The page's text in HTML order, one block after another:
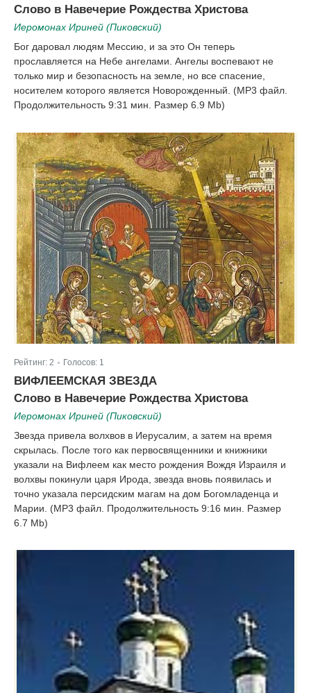
Слово в Навечерие Рождества Христова
Иеромонах Ириней (Пиковский)
Бог даровал людям Мессию, и за это Он теперь
прославляется на Небе ангелами. Ангелы воспевают не
только мир и безопасность на земле, но все спасение,
носителем которого является Новорожденный. (MP3 файл.
Продолжительность 9:31 мин. Размер 6.9 Mb)
Рейтинг: 2 Голосов: 1
ВИФЛЕЕМСКАЯ ЗВЕЗДА
Слово в Навечерие Рождества Христова
Иеромонах Ириней (Пиковский)
Звезда привела волхвов в Иерусалим, а затем на время
скрылась. После того как первосвященники и книжники
указали на Вифлеем как место рождения Вождя Израиля и
волхвы покинули царя Ирода, звезда вновь появилась и
точно указала персидским магам на дом Богомладенца и
Марии. (MP3 файл. Продолжительность 9:16 мин. Размер
6.7 Mb)